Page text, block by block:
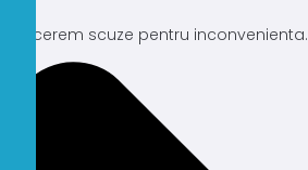
Ne cerem scuze pentru inconvenienta.